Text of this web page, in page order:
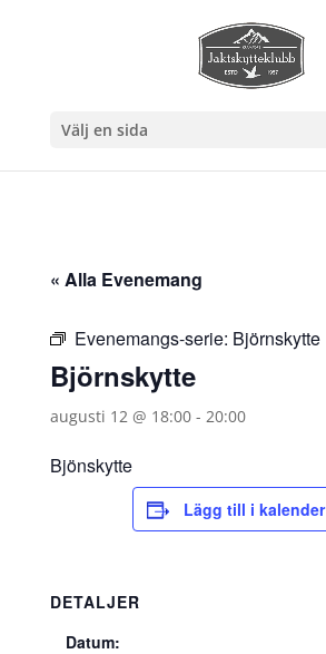
Välj en sida
« Alla Evenemang
Evenemangs-serie: Björnskytte
Björnskytte
augusti 12 @ 18:00- 20:00
Bjönskytte
Lägg till i kalender
DETALJER
Datum: